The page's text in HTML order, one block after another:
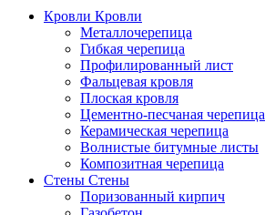
Кровли Кровли
Металлочерепица
Гибкая черепица
Профилированный лист
Фальцевая кровля
Плоская кровля
Цементно-песчаная черепица
Керамическая черепица
Волнистые битумные листы
Композитная черепица
Стены Стены
Поризованный кирпич